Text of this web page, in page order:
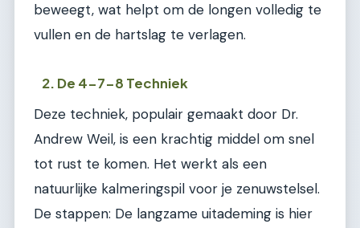
beweegt, wat helpt om de longen volledig te
vullen en de hartslag te verlagen.
2. De 4-7-8 Techniek
Deze techniek, populair gemaakt door Dr.
Andrew Weil, is een krachtig middel om snel
tot rust te komen. Het werkt als een
natuurlijke kalmeringspil voor je zenuwstelsel.
De stappen: De langzame uitademing is hier